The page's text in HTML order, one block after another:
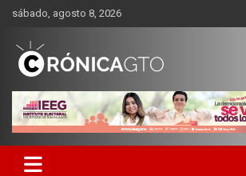
Saltar
contenido
sábado, agosto 8, 2026
CRONICA